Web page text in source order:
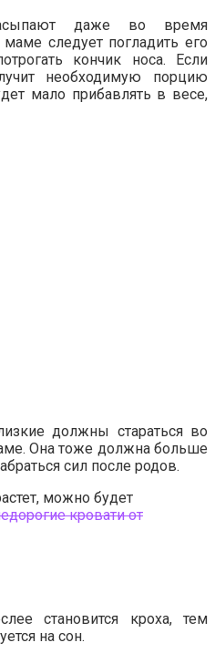
даже во время
следует погладить его
кончик носа. Если
необходимую порцию
мало прибавлять в весе,
должны стараться во
Она тоже должна больше
сил после родов.
можно будет
кровати от
становится кроха, тем
на сон.